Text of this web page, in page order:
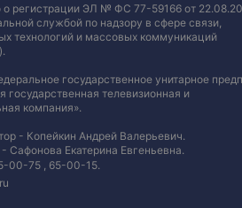
о регистрации ЭЛ № ФС 77-59166 от
службой по надзору в сфере связи,
технологий и массовых коммуникаций
государственное унитарное
государственная телевизионная и
компания».
- Копейкин Андрей Валерьевич.
Сафонова Екатерина Евгеньевна.
00-75 , 65-00-15.